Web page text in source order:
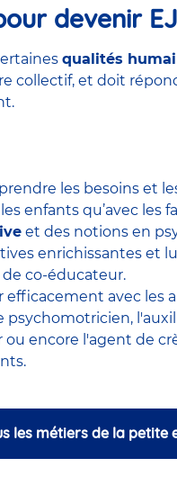
devenir
qualités
collectif, et doit
les besoins et
enfants qu’avec les
et des notions en
enrichissantes et
co-éducateur.
efficacement avec les
psychomotricien, l'
ou encore l'agent de
les métiers de la petite